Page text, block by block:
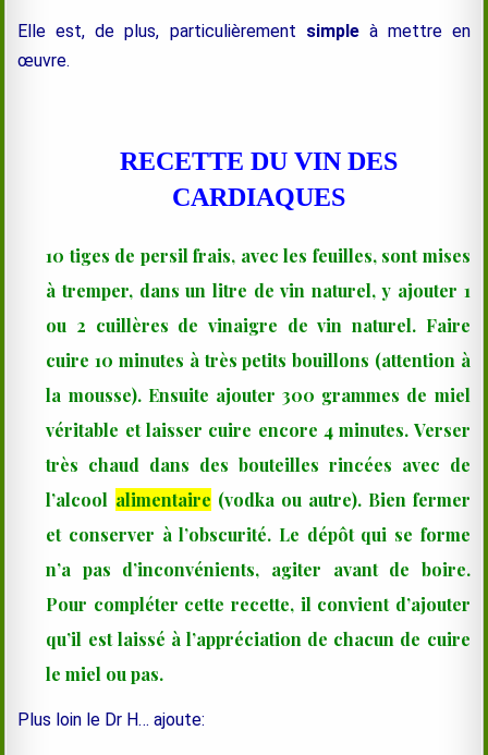
Elle est, de plus, particulièrement simpleà mettre en
œuvre.
RECETTE DU VIN DES
CARDIAQUES
10 tiges de persil frais, avec les feuilles, sont mises
à tremper, dans un litre de vin naturel, y ajouter 1
ou 2 cuillères de vinaigre de vin naturel. Faire
cuire 10 minutes à très petits bouillons (attention à
la mousse). Ensuite ajouter 300 grammes de miel
véritable et laisser cuire encore 4 minutes. Verser
très chaud dans des bouteilles rincées avec de
l’alcool alimentaire (vodka ou autre). Bien fermer
et conserver à l’obscurité. Le dépôt qui se forme
n’a pas d’inconvénients, agiter avant de boire.
Pour compléter cette recette, il convient d’ajouter
qu’il est laissé à l’appréciation de chacun de cuire
le miel ou pas.
Plus loin le Dr H… ajoute: